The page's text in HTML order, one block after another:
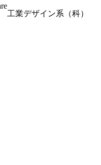
工業デザイン系（科）